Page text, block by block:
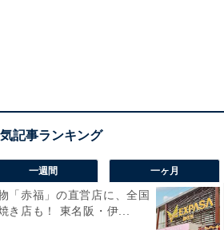
一週間 一ヶ月
「赤福」の直営店に、全国
き店も！ 東名阪・伊...